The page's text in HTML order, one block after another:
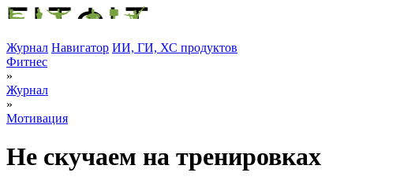
Журнал Навигатор ИИ, ГИ, ХС продуктов
Фитнес
»
Журнал
»
Мотивация
Не скучаем на тренировках